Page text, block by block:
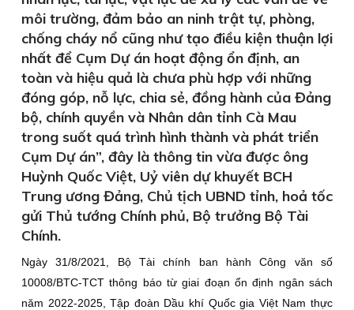
môi trường, đảm bảo an ninh trật tự, phòng,
chống cháy nổ cũng như tạo điều kiện thuận lợi
nhất để Cụm Dự án hoạt động ổn định, an
toàn và hiệu quả là chưa phù hợp với những
đóng góp, nỗ lực, chia sẻ, đồng hành của Đảng
bộ, chính quyền và Nhân dân tỉnh Cà Mau
trong suốt quá trình hình thành và phát triển
Cụm Dự án”, đây là thông tin vừa được ông
Huỳnh Quốc Việt, Uỷ viên dự khuyết BCH
Trung ương Đảng, Chủ tịch UBND tỉnh, hoả tốc
gửi Thủ tướng Chính phủ, Bộ trưởng Bộ Tài
Chính.
Ngày 31/8/2021, Bộ Tài chính ban hành Công văn số
10008/BTC-TCT thông báo từ giai đoạn ổn định ngân sách
năm 2022-2025, Tập đoàn Dầu khí Quốc gia Việt Nam thực